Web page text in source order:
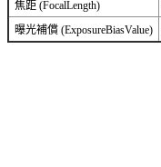
焦距 (FocalLength)
曝光補償 (ExposureBiasValue)